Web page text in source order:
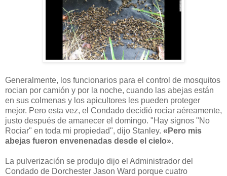
Generalmente, los funcionarios para el control de mosquitos
rocian por camión y por la noche, cuando las abejas están
en sus colmenas y los apicultores les pueden proteger
mejor. Pero esta vez, el Condado decidió rociar aéreamente,
justo después de amanecer el domingo. "Hay signos "No
Rociar" en toda mi propiedad", dijo Stanley. «Pero mis
abejas fueron envenenadas desde el cielo».
La pulverización se produjo dijo el Administrador del
Condado de Dorchester Jason Ward porque cuatro